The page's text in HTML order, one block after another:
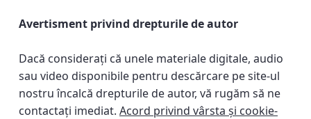
Avertisment privind drepturile de autor
Dacă considerați că unele materiale digitale, audio
sau video disponibile pentru descărcare pe site-ul
nostru încalcă drepturile de autor, vă rugăm să ne
contactați imediat. Acord privind vârsta și cookie-